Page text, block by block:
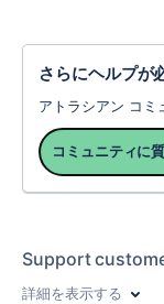
さらにヘルプが
アトラシアン コミ
コミュニティに
Support
詳細を表示する